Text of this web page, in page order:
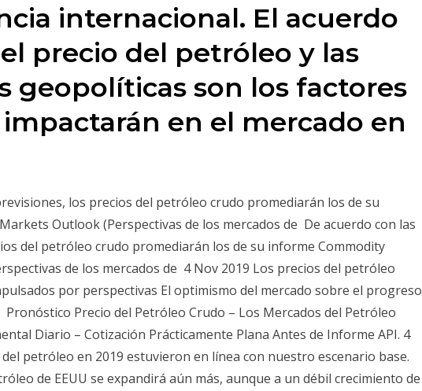
internacional. El acuerdo
precio del petróleo y las
geopolíticas son los factores
en el mercado en
los precios del petróleo crudo promediarán los de su
Outlook (Perspectivas de los mercados de De acuerdo con las
del petróleo crudo promediarán los de su informe Commodity
de los mercados de 4 Nov 2019 Los precios del petróleo
por perspectivas El optimismo del mercado sobre el progreso
Pronóstico Precio del Petróleo Crudo – Los Mercados del Petróleo
Diario – Cotización Prácticamente Plana Antes de Informe API. 4
del petróleo en 2019 estuvieron en línea con nuestro escenario base.
de EEUU se expandirá aún más, aunque a un débil crecimiento de